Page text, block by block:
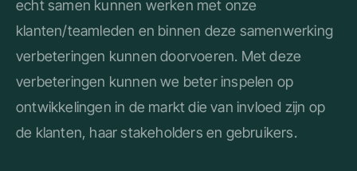
echt samen kunnen werken met onze
klanten/teamleden en binnen deze samenwerking
verbeteringen kunnen doorvoeren. Met deze
verbeteringen kunnen we beter inspelen op
ontwikkelingen in de markt die van invloed zijn op
de klanten, haar stakeholders en gebruikers.